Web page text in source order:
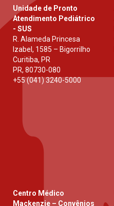
Unidade de Pronto
Atendimento Pediátrico
- SUS
R. Alameda Princesa
Izabel, 1585 – Bigorrilho
Curitiba, PR
PR, 80730-080
+55 (041) 3240-5000
Centro Médico
Mackenzie – Convênios